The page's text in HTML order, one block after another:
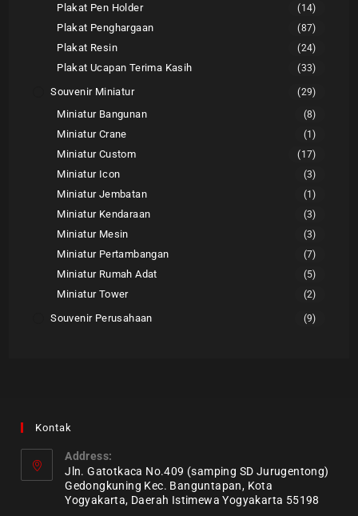
Plakat Pen Holder (14)
Plakat Penghargaan (87)
Plakat Resin (24)
Plakat Ucapan Terima Kasih (33)
Souvenir Miniatur (29)
Miniatur Bangunan (8)
Miniatur Crane (1)
Miniatur Custom (17)
Miniatur Icon (3)
Miniatur Jembatan (1)
Miniatur Kendaraan (3)
Miniatur Mesin (3)
Miniatur Pertambangan (7)
Miniatur Rumah Adat (5)
Miniatur Tower (2)
Souvenir Perusahaan (9)
Kontak
Address:
Jln. Gatotkaca No.409 (samping SD Jurugentong)
Gedongkuning Kec. Banguntapan, Kota
Yogyakarta, Daerah Istimewa Yogyakarta 55198